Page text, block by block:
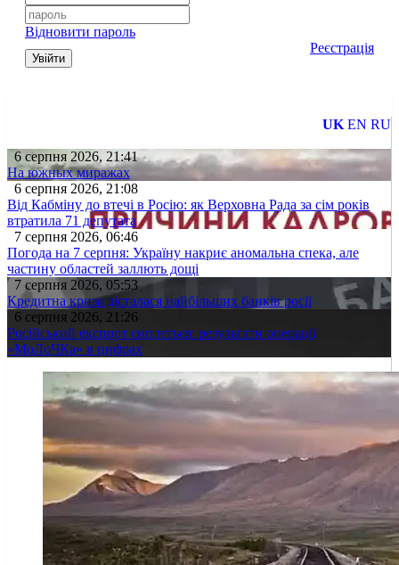
Відновити пароль
Увійти
Реєстрація
UK EN RU
6 серпня 2026, 21:41
На южных миражах
6 серпня 2026, 21:08
Від Кабміну до втечі в Росію: як Верховна Рада за сім років
втратила 71 депутата
7 серпня 2026, 06:46
Погода на 7 серпня: Україну накриє аномальна спека, але
частину областей заллють дощі
7 серпня 2026, 05:53
Кредитна криза дісталася найбільших банків росії
6 серпня 2026, 21:26
Російський експорт сиплеться: результати операції
«МоЛоЧКа» в цифрах